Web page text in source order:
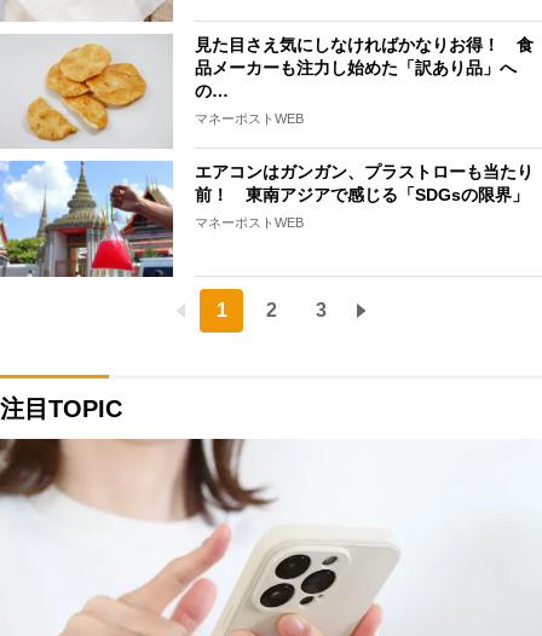
見た目さえ気にしなければかなりお得！ 食
品メーカーも注力し始めた「訳あり品」へ
の…
マネーポストWEB
エアコンはガンガン、プラストローも当たり
前！ 東南アジアで感じる「SDGsの限界」
マネーポストWEB
1 2 3
注目TOPIC